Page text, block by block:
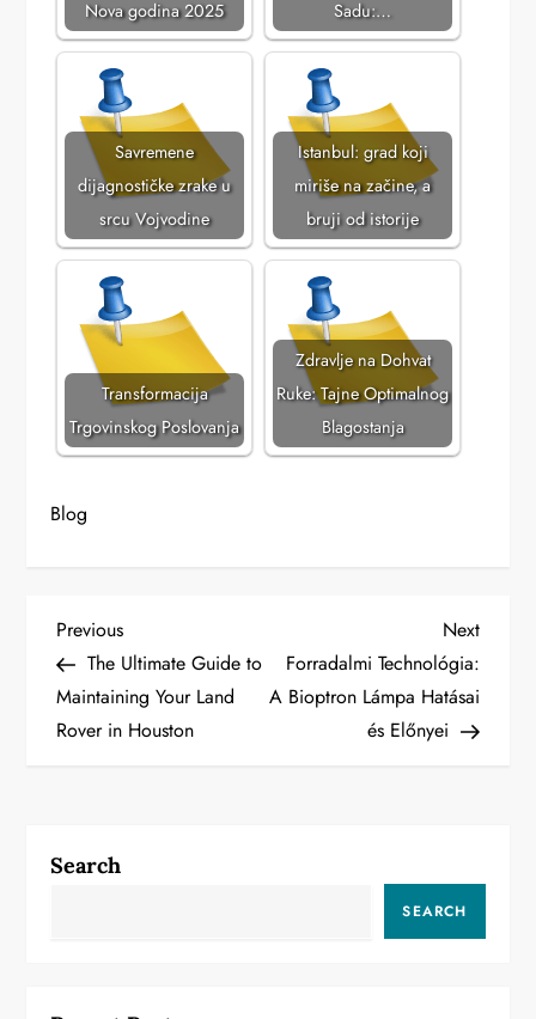
Nova godina 2025
Sadu:…
Savremene
dijagnostičke zrake u
srcu Vojvodine
Istanbul: grad koji
miriše na začine, a
bruji od istorije
Transformacija
Trgovinskog Poslovanja
Zdravlje na Dohvat
Ruke: Tajne Optimalnog
Blagostanja
Blog
P
o
s
n
i
Previous
Post
Previous
The Ultimate Guide to
Maintaining Your Land
Rover in Houston
Next
Post
Next
Forradalmi Technológia:
A Bioptron Lámpa Hatásai
és Előnyei
Search
SEARCH